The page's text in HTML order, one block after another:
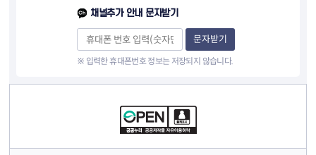
채널추가 안내 문자받기
문자받기
※ 입력한 휴대폰번호 정보는 저장되지 않습니다.